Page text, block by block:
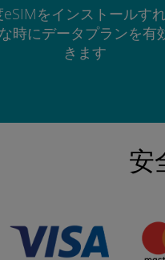
をインストールすれ
時にデータプランを有
きます
安